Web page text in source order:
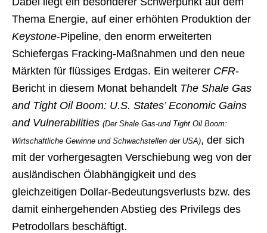
Thema Energie, auf einer erhöhten Produktion der
Keystone-Pipeline, den enorm erweiterten
Schiefergas Fracking-Maßnahmen und den neue
Märkten für flüssiges Erdgas. Ein weiterer CFR-
Bericht in diesem Monat behandelt The Shale Gas
and Tight Oil Boom: U.S. States’ Economic Gains
and Vulnerabilities (Der Shale Gas-und Tight Oil Boom:
Wirtschaftliche Gewinne und Schwachstellen der USA), der sich
mit der vorhergesagten Verschiebung weg von der
ausländischen Ölabhängigkeit und des
gleichzeitigen Dollar-Bedeutungsverlusts bzw. des
damit einhergehenden Abstieg des Privilegs des
Petrodollars beschäftigt.